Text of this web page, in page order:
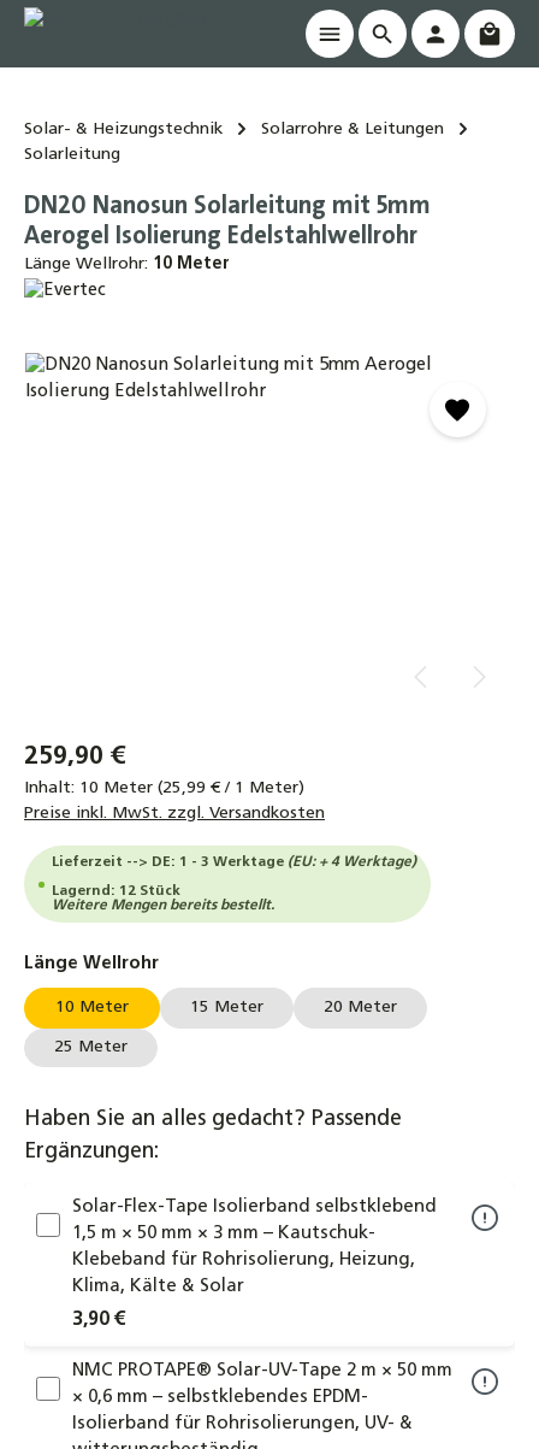
springen
Solar- & Heizungstechnik
Solarrohre & Leitungen
Solarleitung
DN20 Nanosun Solarleitung mit 5mm
Aerogel Isolierung Edelstahlwellrohr
Länge Wellrohr: 10 Meter
Bildergalerie überspringen
259,90 €
Inhalt: 10 Meter (25,99 € / 1 Meter)
Preise inkl. MwSt. zzgl. Versandkosten
Lieferzeit --> DE: 1 - 3 Werktage (EU: + 4 Werktage)
Lagernd: 12 Stück
Weitere Mengen bereits bestellt.
Länge Wellrohrauswählen
10 Meter 15 Meter 20 Meter
25 Meter
Haben Sie an alles gedacht? Passende
Ergänzungen:
Solar-Flex-Tape Isolierband selbstklebend
1,5 m × 50 mm × 3 mm – Kautschuk-
Klebeband für Rohrisolierung, Heizung,
Klima, Kälte & Solar
3,90 €
NMC PROTAPE® Solar-UV-Tape 2 m × 50 mm
× 0,6 mm – selbstklebendes EPDM-
Isolierband für Rohrisolierungen, UV- &